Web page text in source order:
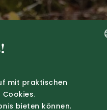
mit praktischen
bieten können.